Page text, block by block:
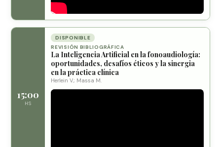
15:00
HS
DISPONIBLE
REVISIÓN BIBLIOGRÁFICA
La Inteligencia Artificial en la fonoaudiología:
oportunidades, desafíos éticos y la sinergia
en la práctica clínica
Herlein V.; Massa M.